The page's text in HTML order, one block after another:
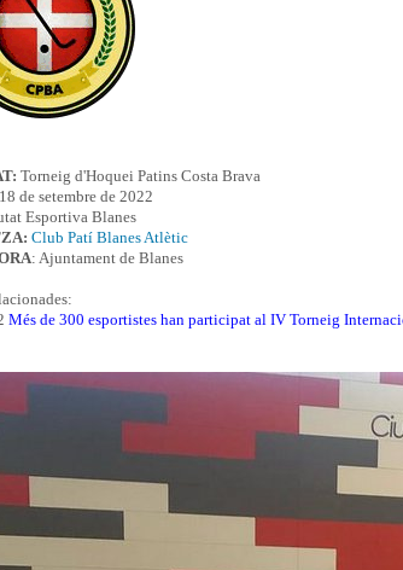
Torneig d'Hoquei Patins Costa Brava
de setembre de 2022
Esportiva Blanes
Club Patí Blanes Atlètic
: Ajuntament de Blanes
Més de 300 esportistes han participat al IV Torneig